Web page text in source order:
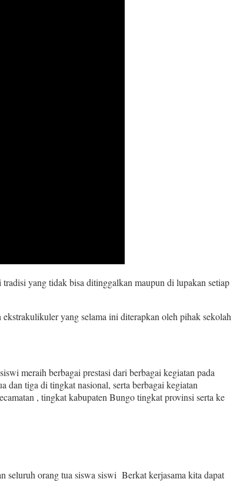
yang tidak bisa ditinggalkan maupun di lupakan setiap
yang selama ini diterapkan oleh pihak sekolah
meraih berbagai prestasi dari berbagai kegiatan pada
tiga di tingkat nasional, serta berbagai kegiatan
, tingkat kabupaten Bungo tingkat provinsi serta ke
seluruh orang tua siswa siswi Berkat kerjasama kita dapat